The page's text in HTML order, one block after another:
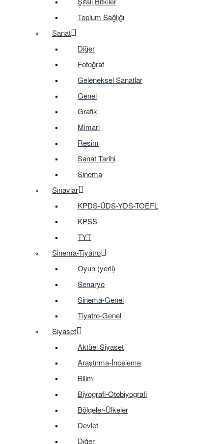
Toplum Sağlığı
Sanat
Diğer
Fotoğraf
Geleneksel Sanatlar
Genel
Grafik
Mimari
Resim
Sanat Tarihi
Sinema
Sınavlar
KPDS-ÜDS-YDS-TOEFL
KPSS
TYT
Sinema-Tiyatro
Oyun (yerli)
Senaryo
Sinema-Genel
Tiyatro-Genel
Siyaset
Aktüel Siyaset
Araştırma-İnceleme
Bilim
Biyografi-Otobiyografi
Bölgeler-Ülkeler
Devlet
Diğer